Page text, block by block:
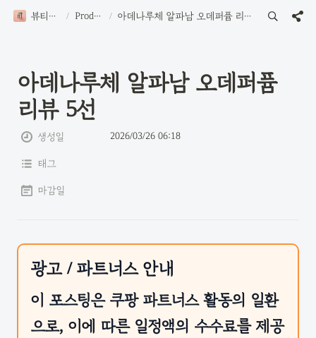
뷰티로그 / Product / 아데나루체 알파남 오데퍼퓸 리뷰 5선
아데나루체 알파남 오데퍼퓸
리뷰 5선
생성일 2026/03/26 06:18
태그
마감일
광고 / 파트너스 안내
이 포스팅은 쿠팡 파트너스 활동의 일환
으로, 이에 따른 일정액의 수수료를 제공